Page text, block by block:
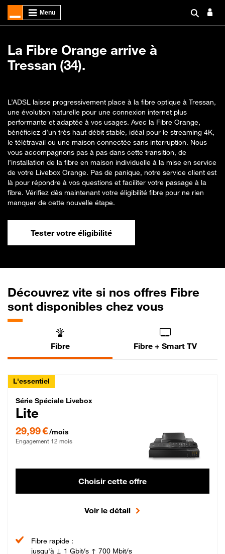
La Fibre Orange arrive à
Tressan (34).
L’ADSL laisse progressivement place à la fibre optique à Tressan,
une évolution naturelle pour une connexion internet plus
performante et adaptée à vos usages. Avec la Fibre Orange,
bénéficiez d’un très haut débit stable, idéal pour le streaming 4K,
le télétravail ou une maison connectée sans interruption. Nous
vous accompagnons pas à pas dans cette transition, de
l’installation de la fibre en maison individuelle à la mise en service
de votre Livebox Orange. Pas de panique, notre service client est
là pour répondre à vos questions et faciliter votre passage à la
fibre. Vérifiez dès maintenant votre éligibilité fibre pour ne rien
manquer de cette nouvelle étape.
Tester votre éligibilité
Découvrez vite si nos offres Fibre
sont disponibles chez vous
Fibre Fibre + Smart TV
L'essentiel
Série Spéciale Livebox Lite Fibre
Série Spéciale Livebox
Lite
29,99 €/mois
Engagement 12 mois
Choisir cette offre
Voir le détail
Fibre rapide :
jusqu'à ↓ 1 Gbit/s ↑ 700 Mbit/s